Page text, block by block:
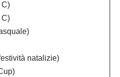
C)
C)
natalizie)